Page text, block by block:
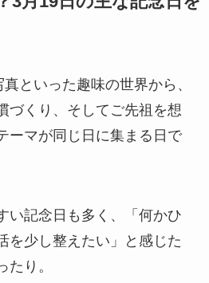
といった趣味の世界から、
づくり、そしてご先祖を想
ーマが同じ日に集まる日で
い記念日も多く、「何かひ
を少し整えたい」と感じた
たり。